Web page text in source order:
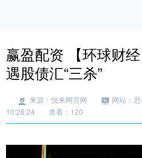
赢盈配资 【环球财
遇股债汇“三杀”
来源：悦来网官网 网站：
10:28:24
查看：120